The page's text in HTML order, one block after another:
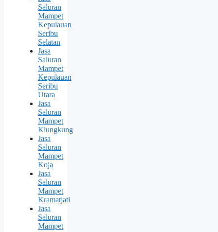
Saluran
Mampet
Kepulauan
Seribu
Selatan
Jasa
Saluran
Mampet
Kepulauan
Seribu
Utara
Jasa
Saluran
Mampet
Klungkung
Jasa
Saluran
Mampet
Koja
Jasa
Saluran
Mampet
Kramatjati
Jasa
Saluran
Mampet